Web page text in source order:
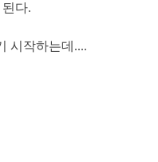
다.
시작하는데....